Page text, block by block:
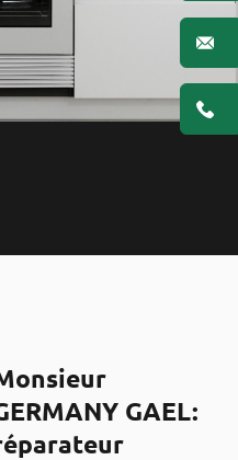
nous vous garantissons un
de vie de vos équipements et
GAEL: